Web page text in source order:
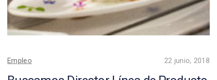
Empleo 22 junio, 2018